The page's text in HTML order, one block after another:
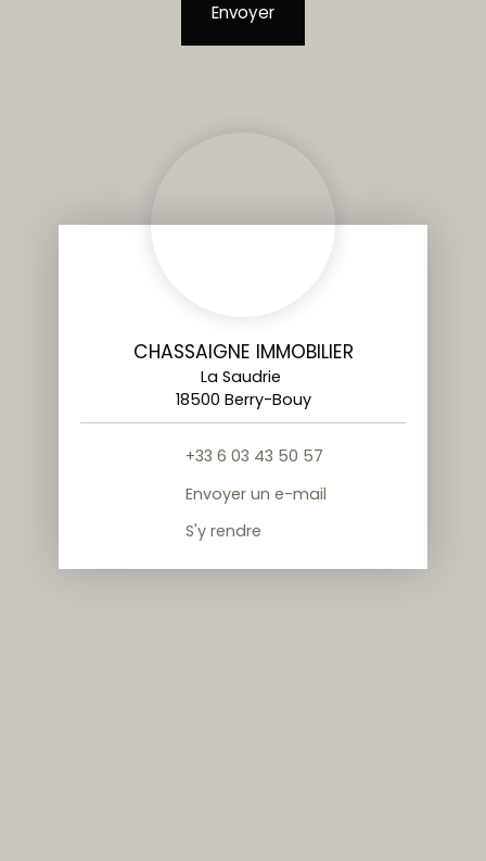
Envoyer
CHASSAIGNE IMMOBILIER
La Saudrie
18500 Berry-Bouy
+33 6 03 43 50 57
Envoyer un e-mail
S'y rendre